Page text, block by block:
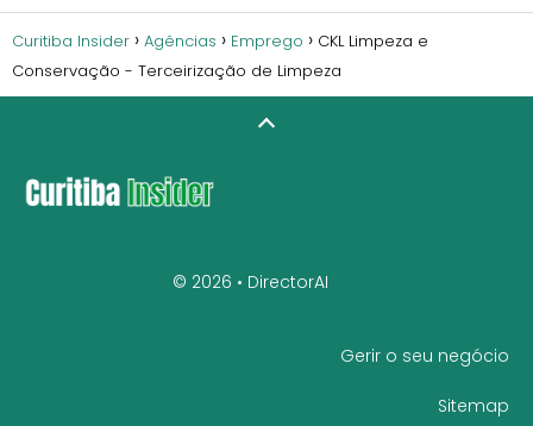
Curitiba Insider Agências Emprego
CKL Limpeza e
Conservação - Terceirização de Limpeza
© 2026 • DirectorAI
Gerir o seu negócio
Sitemap